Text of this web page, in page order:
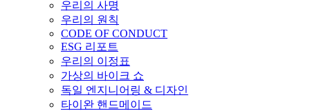
우리의 사명
우리의 원칙
CODE OF CONDUCT
ESG 리포트
우리의 이정표
가상의 바이크 쇼
독일 엔지니어링 & 디자인
타이완 핸드메이드